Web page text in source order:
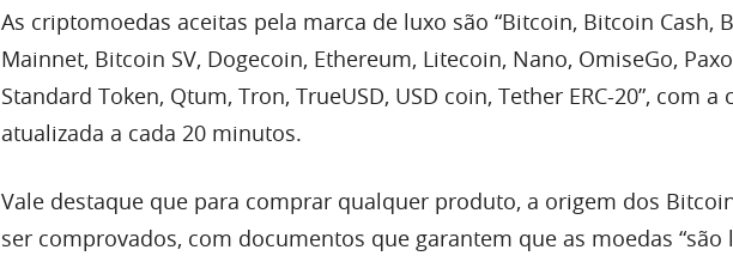
As criptomoedas aceitas pela marca de luxo são “Bitcoin, Bitcoin Cash,
Mainnet, Bitcoin SV, Dogecoin, Ethereum, Litecoin, Nano, OmiseGo,
Standard Token, Qtum, Tron, TrueUSD, USD coin, Tether ERC-20”, com a
atualizada a cada 20 minutos.
Vale destaque que para comprar qualquer produto, a origem dos
ser comprovados, com documentos que garantem que as moedas “são